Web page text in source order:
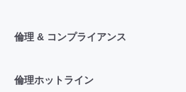
倫理 & コンプライアンス
倫理ホットライン